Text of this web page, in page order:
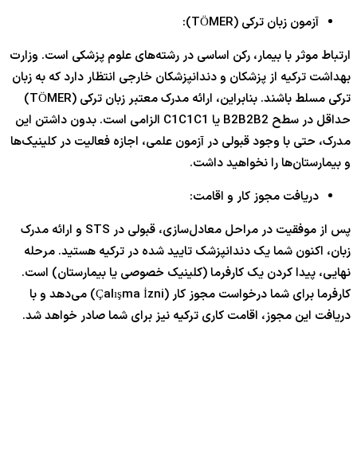
آزمون زبان ترکی (TÖMER):
ارتباط موثر با بیمار، رکن اساسی در رشته‌های علوم پزشکی است. وزارت
بهداشت ترکیه از پزشکان و دندانپزشکان خارجی انتظار دارد که به زبان
ترکی مسلط باشند. بنابراین، ارائه مدرک معتبر زبان ترکی (TÖMER)
حداقل در سطح
B2B2B2 یا C1C1C1
الزامی است. بدون داشتن این
مدرک، حتی با وجود قبولی در آزمون علمی، اجازه فعالیت در کلینیک‌ها
و بیمارستان‌ها را نخواهید داشت.
دریافت مجوز کار و اقامت:
پس از موفقیت در مراحل معادل‌سازی، قبولی در STS و ارائه مدرک
زبان، اکنون شما یک دندانپزشک تایید شده در ترکیه هستید. مرحله
نهایی، پیدا کردن یک کارفرما (کلینیک خصوصی یا بیمارستان) است.
کارفرما برای شما درخواست مجوز کار (Çalışma İzni) می‌دهد و با
دریافت این مجوز، اقامت کاری ترکیه نیز برای شما صادر خواهد شد.